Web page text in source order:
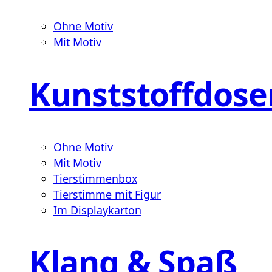
Ohne Motiv
Mit Motiv
Ohne Motiv
Mit Motiv
Tierstimmenbox
Tierstimme mit Figur
Im Displaykarton
Klang & Spaß